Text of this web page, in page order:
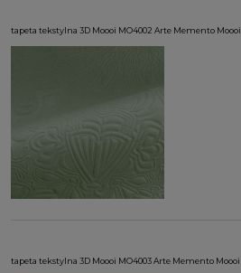
tapeta tekstylna 3D Moooi MO4002 Arte Memento Moooi
tapeta tekstylna 3D Moooi MO4003 Arte Memento Moooi